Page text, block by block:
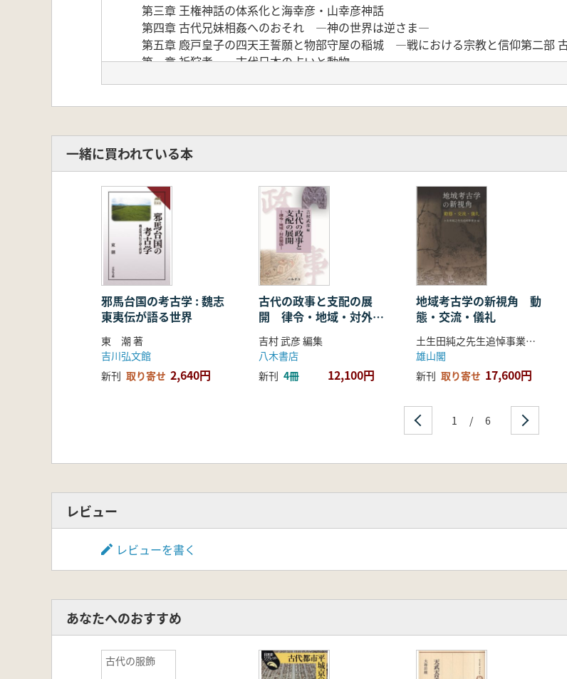
第三章 王権神話の体系化と海幸彦・山幸彦神話
第四章 古代兄妹相姦へのおそれ ―神の世界は逆さま―
第五章 廏戸皇子の四天王誓願と物部守屋の稲城 ―戦における宗教と信仰第二部
第一章 祈狩考 ―古代日本の占いと動物―
終 章
一緒に買われている本
邪馬台国の考古学 : 魏志
東夷伝が語る世界
東 潮 著
吉川弘文館
新刊 取り寄せ 2,640円
古代の政事と支配の展
開 律令・地域・対外関
係
吉村 武彦 編集
八木書店
新刊 4冊 12,100円
地域考古学の新視角 動
態・交流・儀礼
土生田純之先生追悼事業会 編
雄山閣
新刊 取り寄せ 17,600円
1 / 6
レビュー
レビューを書く
あなたへのおすすめ
古代の服飾